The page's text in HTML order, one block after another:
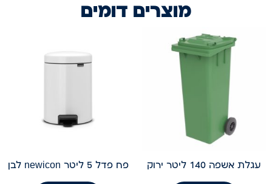
מוצרים דומים
עגלת אשפה 140 ליטר ירוק פח פדל 5 ליטר newicon לבן